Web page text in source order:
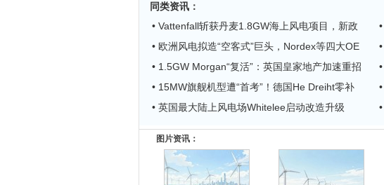
同类资讯 ：
• Vattenfall斩获丹麦1.8GW海上风电项目，新政
• 欧洲风电拟造“空客式”巨头，Nordex等四大OE
• 1.5GW Morgan“复活”：英国皇家地产加速重招
• 15MW旗舰机型遭“首考”！德国He Dreiht零补
• 英国最大陆上风电场Whitelee启动改造升级
图片资讯：